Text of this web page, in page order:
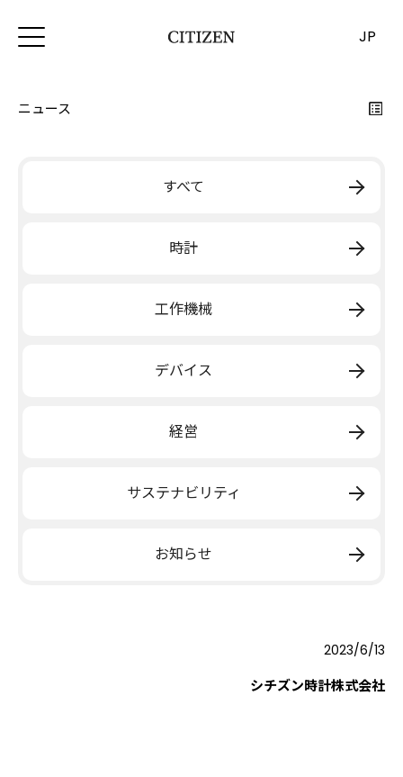
JP
ニュース
すべて
時計
工作機械
デバイス
経営
サステナビリティ
お知らせ
2023/6/13
シチズン時計株式会社